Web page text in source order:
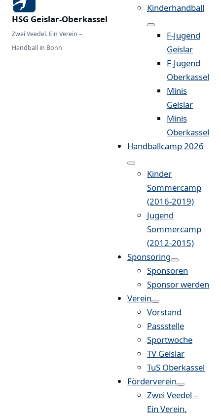
HSG Geislar-Oberkassel
Zwei Veedel. Ein Verein –
Handball in Bonn
Kinderhandball
F-Jugend
Geislar
F-Jugend
Oberkassel
Minis
Geislar
Minis
Oberkassel
Handballcamp 2026
Kinder
Sommercamp
(2016-2019)
Jugend
Sommercamp
(2012-2015)
Sponsoring
Sponsoren
Sponsor werden
Verein
Vorstand
Passstelle
Sportwoche
TV Geislar
TuS Oberkassel
Förderverein
Zwei Veedel –
Ein Verein.